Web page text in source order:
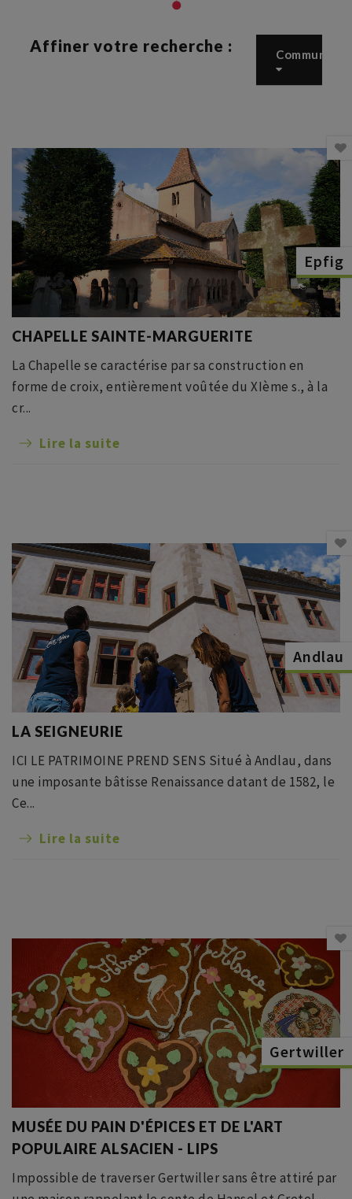
Affiner votre recherche : Commune
Epfig
CHAPELLE SAINTE-MARGUERITE
La Chapelle se caractérise par sa construction en
forme de croix, entièrement voûtée du XIème s., à la
cr...
Lire la suite
Andlau
LA SEIGNEURIE
ICI LE PATRIMOINE PREND SENS Situé à Andlau, dans
une imposante bâtisse Renaissance datant de 1582, le
Ce...
Lire la suite
Gertwiller
MUSÉE DU PAIN D'ÉPICES ET DE L'ART
POPULAIRE ALSACIEN - LIPS
Impossible de traverser Gertwiller sans être attiré par